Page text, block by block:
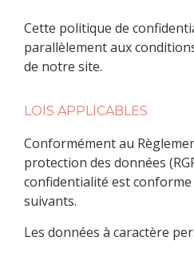
Cette politique de
parallèlement aux
de notre site.
LOIS APPLICABLES
Conformément au
protection des données
confidentialité est
suivants.
Les données à caractère